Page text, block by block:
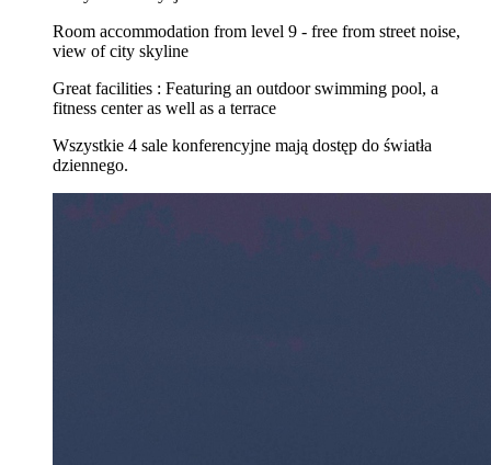
Room accommodation from level 9 - free from street noise,
view of city skyline
Great facilities : Featuring an outdoor swimming pool, a
fitness center as well as a terrace
Wszystkie 4 sale konferencyjne mają dostęp do światła
dziennego.